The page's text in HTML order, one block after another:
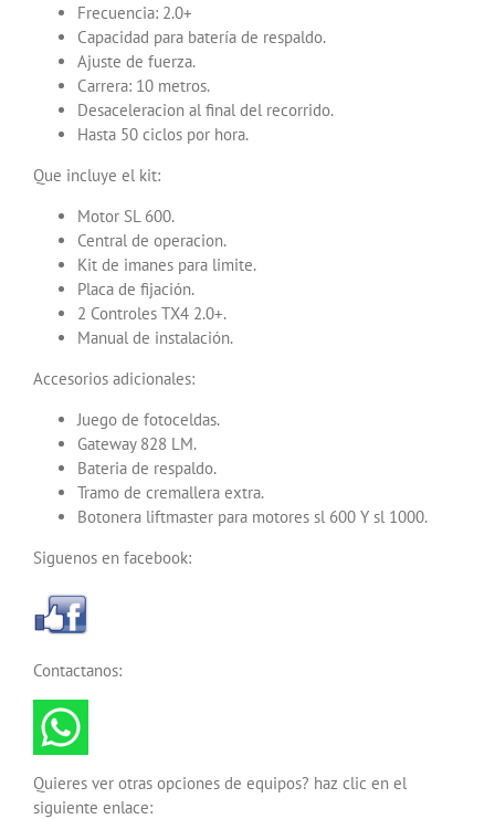
Frecuencia: 2.0+
Capacidad para batería de respaldo.
Ajuste de fuerza.
Carrera: 10 metros.
Desaceleracion al final del recorrido.
Hasta 50 ciclos por hora.
Que incluye el kit:
Motor SL 600.
Central de operacion.
Kit de imanes para limite.
Placa de fijación.
2 Controles TX4 2.0+.
Manual de instalación.
Accesorios adicionales:
Juego de fotoceldas.
Gateway 828 LM.
Bateria de respaldo.
Tramo de cremallera extra.
Botonera liftmaster para motores sl 600 Y sl 1000.
Siguenos en facebook:
Contactanos:
Quieres ver otras opciones de equipos? haz clic en el
siguiente enlace: